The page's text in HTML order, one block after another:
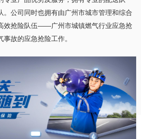
。公司同时也拥有由广州市城市管理和综合
效抢险队伍——广州市城镇燃气行业应急抢
故的应急抢险工作。